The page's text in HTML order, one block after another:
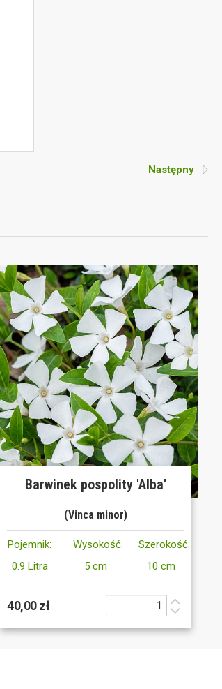
Następny
Barwinek pospolity 'Alba'
(Vinca minor)
Pojemnik:
0.9 Litra
Wysokość:
5 cm
Szerokość:
10 cm
40,00 zł